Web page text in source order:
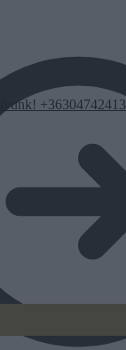
+36304742413